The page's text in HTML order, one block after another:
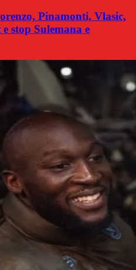
Pinamonti, Vlasic,
stop Sulemana e